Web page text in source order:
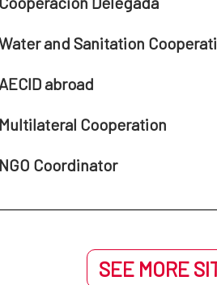
and Sanitation
AECID abroad
Multilateral Cooperation
NGO Coordinator
SEE MORE